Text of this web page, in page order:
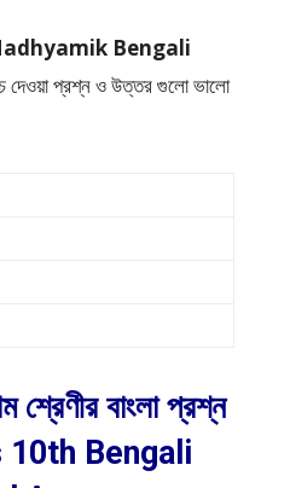
Bengali
দেওয়া প্রশ্ন ও উত্তর গুলো ভালো
শ্রেণীর বাংলা প্রশ্ন
10th Bengali